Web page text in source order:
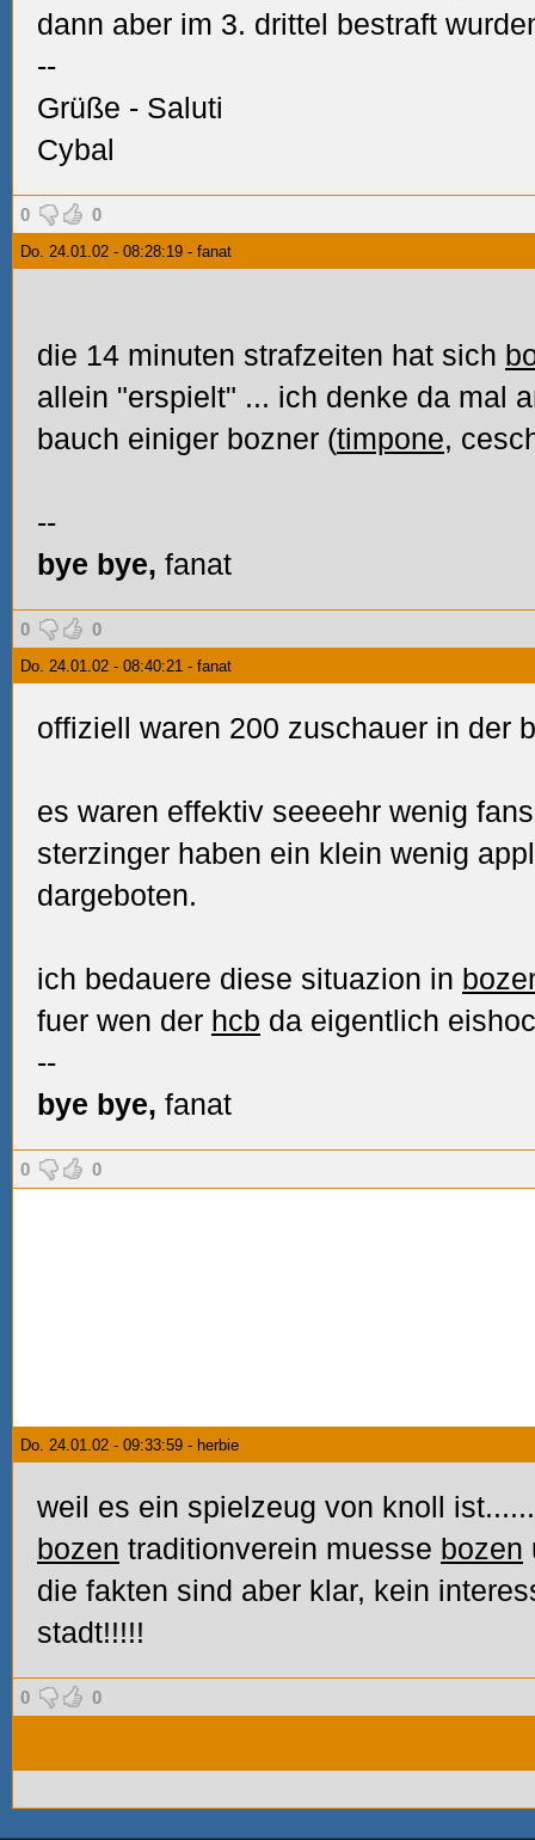
dann aber im 3. drittel bestraft
--
Grüße - Saluti
Cybal
0 0
Do. 24.01.02 - 08:28:19 - fanat
die 14 minuten strafzeiten hat sich
allein "erspielt" ... ich denke da mal
bauch einiger bozner (timpone,
--
bye bye, fanat
0 0
Do. 24.01.02 - 08:40:21 - fanat
offiziell waren 200 zuschauer in der
es waren effektiv seeeehr wenig
sterzinger haben ein klein wenig
dargeboten.
ich bedauere diese situazion in
fuer wen der hcb da eigentlich
--
bye bye, fanat
0 0
Do. 24.01.02 - 09:33:59 - herbie
weil es ein spielzeug von knoll
bozen traditionverein muesse bozen
die fakten sind aber klar, kein
stadt!!!!!
0 0